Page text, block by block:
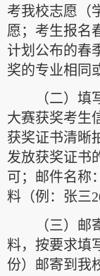
考我校志愿（
愿；考生报名
计划公布的春
奖的专业相同
（二）
大赛获奖考生
获奖证书清晰
发放获奖证书
可；邮件名称
料（例：张三
（三）
料，按要求填
份）邮寄到我